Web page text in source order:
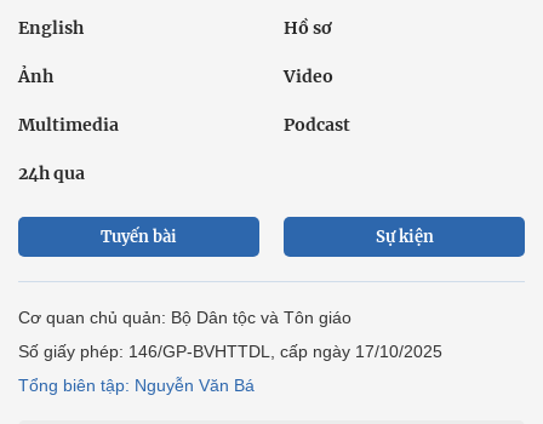
English Hồ sơ
Ảnh Video
Multimedia Podcast
24h qua
Tuyến bài Sự kiện
Cơ quan chủ quản: Bộ Dân tộc và Tôn giáo
Số giấy phép: 146/GP-BVHTTDL, cấp ngày 17/10/2025
Tổng biên tập: Nguyễn Văn Bá